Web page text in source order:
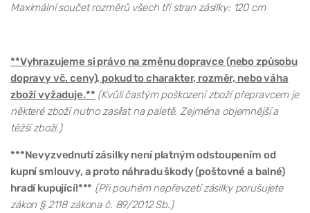
Maximální součet rozměrů všech tří stran zásilky: 120 cm
**Vyhrazujeme si právo na změnu dopravce (nebo způsobu
dopravy vč. ceny), pokud to charakter, rozměr, nebo váha
zboží vyžaduje.** (Kvůli častým poškození zboží přepravcem je
některé zboží nutno zasílat na paletě. Zejména objemnější a
těžší zboží.)
***Nevyzvednutí zásilky není platným odstoupením od
kupní smlouvy, a proto náhradu škody (poštovné a balné)
hradí kupující!*** (Při pouhém nepřevzetí zásilky porušujete
zákon § 2118 zákona č. 89/2012 Sb.)